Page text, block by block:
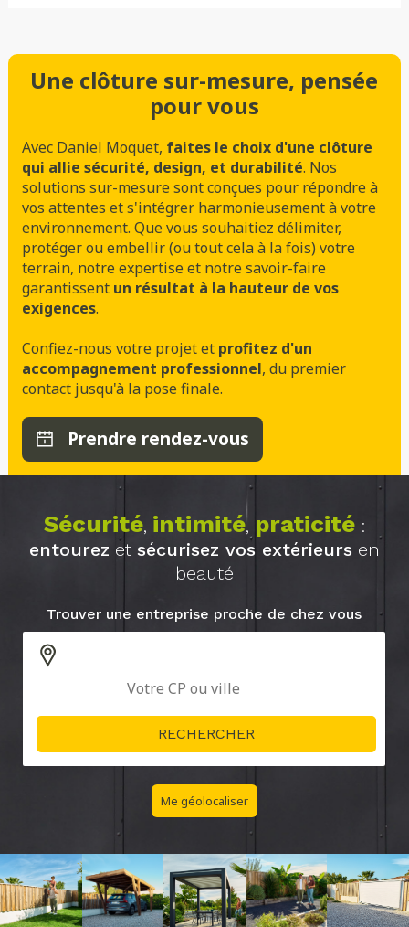
Une clôture sur-mesure, pensée
pour vous
Avec Daniel Moquet, faites le choix d'une clôture
qui allie sécurité, design, et durabilité. Nos
solutions sur-mesure sont conçues pour répondre à
vos attentes et s'intégrer harmonieusement à votre
environnement. Que vous souhaitiez délimiter,
protéger ou embellir (ou tout cela à la fois) votre
terrain, notre expertise et notre savoir-faire
garantissent un résultat à la hauteur de vos
exigences.
Confiez-nous votre projet et profitez d'un
accompagnement professionnel, du premier
contact jusqu'à la pose finale.
Prendre rendez-vous
Sécurité, intimité, praticité:
entourez et sécurisez vos extérieurs en
beauté
Trouver une entreprise proche de chez vous
Me géolocaliser